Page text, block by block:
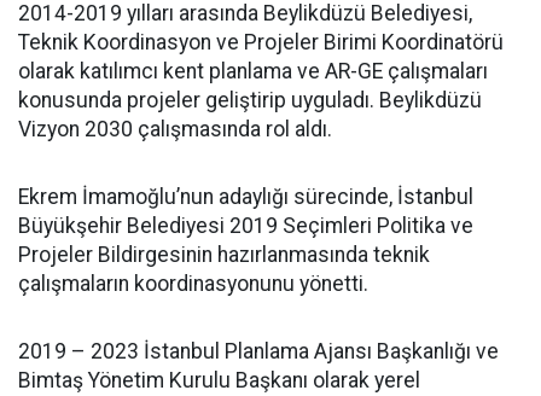
2014-2019 yılları arasında Beylikdüzü Belediyesi,
Teknik Koordinasyon ve Projeler Birimi Koordinatörü
olarak katılımcı kent planlama ve AR-GE çalışmaları
konusunda projeler geliştirip uyguladı. Beylikdüzü
Vizyon 2030 çalışmasında rol aldı.
Ekrem İmamoğlu’nun adaylığı sürecinde, İstanbul
Büyükşehir Belediyesi 2019 Seçimleri Politika ve
Projeler Bildirgesinin hazırlanmasında teknik
çalışmaların koordinasyonunu yönetti.
2019 – 2023 İstanbul Planlama Ajansı Başkanlığı ve
Bimtaş Yönetim Kurulu Başkanı olarak yerel